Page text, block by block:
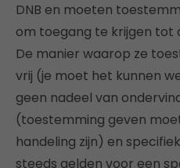
DNB en moeten
om toegang te krijgen tot
De manier waarop ze
vrij (je moet het kunnen
geen nadeel van
(toestemming geven
handeling zijn) en
steeds gelden voor een